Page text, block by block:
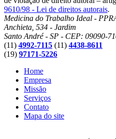
9610/98 - Lei de direitos autorais.
Medicina do Trabalho Ideal -
Anchieta, 534 - Jardim
Santo André - SP - CEP: 09090-
(11) 4992-7115 (11) 4438-8611
(19) 97171-5226
Home
Empresa
Missão
Serviços
Contato
Mapa do site